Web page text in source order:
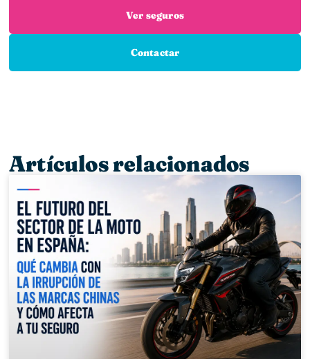
Ver seguros
Contactar
Artículos relacionados